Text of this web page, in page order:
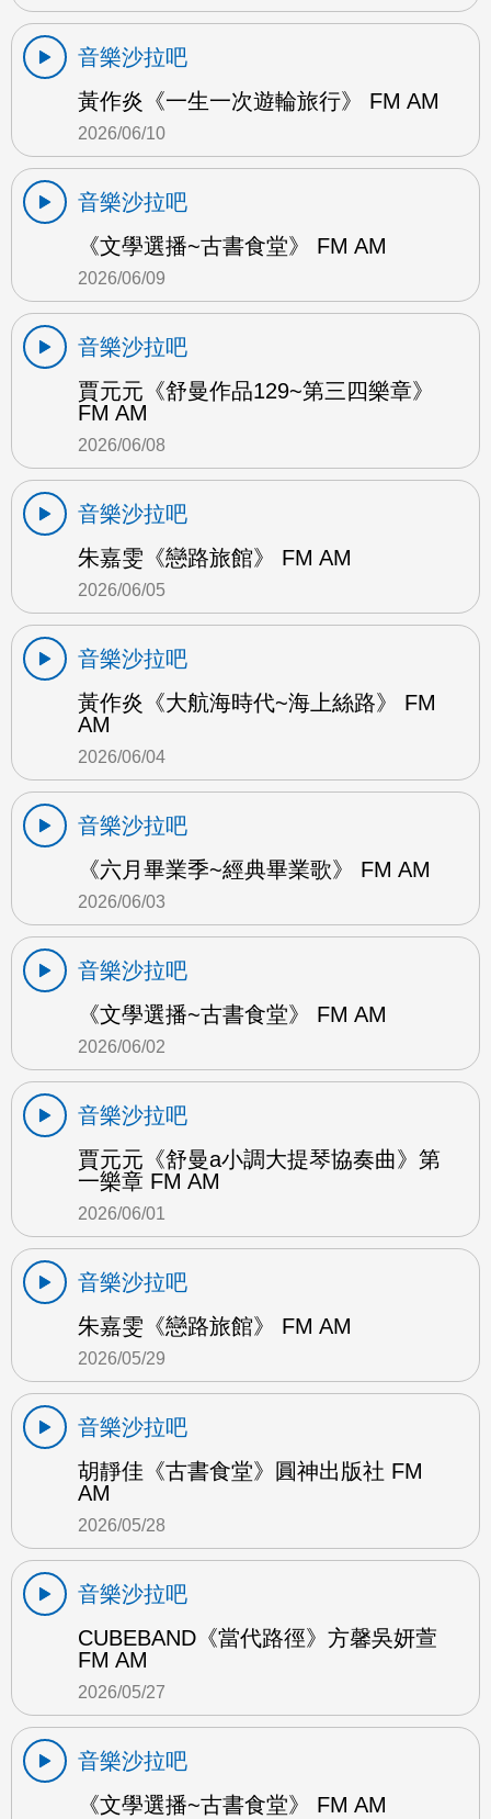
音樂沙拉吧
黃作炎《一生一次遊輪旅行》 FM AM
2026/06/10
音樂沙拉吧
《文學選播~古書食堂》 FM AM
2026/06/09
音樂沙拉吧
賈元元《舒曼作品129~第三四樂章》
FM AM
2026/06/08
音樂沙拉吧
朱嘉雯《戀路旅館》 FM AM
2026/06/05
音樂沙拉吧
黃作炎《大航海時代~海上絲路》 FM
AM
2026/06/04
音樂沙拉吧
《六月畢業季~經典畢業歌》 FM AM
2026/06/03
音樂沙拉吧
《文學選播~古書食堂》 FM AM
2026/06/02
音樂沙拉吧
賈元元《舒曼a小調大提琴協奏曲》第
一樂章 FM AM
2026/06/01
音樂沙拉吧
朱嘉雯《戀路旅館》 FM AM
2026/05/29
音樂沙拉吧
胡靜佳《古書食堂》圓神出版社 FM
AM
2026/05/28
音樂沙拉吧
CUBEBAND《當代路徑》方馨吳妍萱
FM AM
2026/05/27
音樂沙拉吧
《文學選播~古書食堂》 FM AM